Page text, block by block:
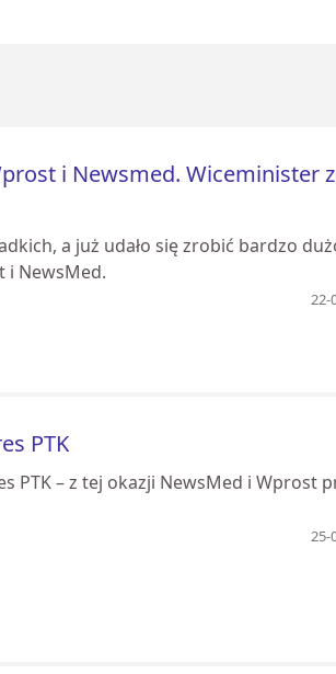
i Newsmed. Wiceminister
a już udało się zrobić bardzo
i NewsMed.
22-
PTK
PTK – z tej okazji NewsMed i Wprost
25-